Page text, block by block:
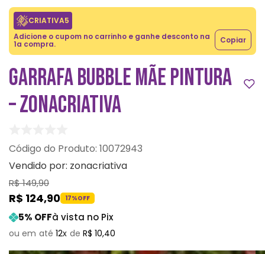
CRIATIVA5
Adicione o cupom no carrinho e ganhe desconto na
1a compra. Copiar
GARRAFA BUBBLE MÃE PINTURA
– ZONACRIATIVA
: 10072943
Vendido por: zonacriativa
R$149,90
R$ 124,90 17%OFF
5% OFFà vista no Pix
12 R$ 10,40